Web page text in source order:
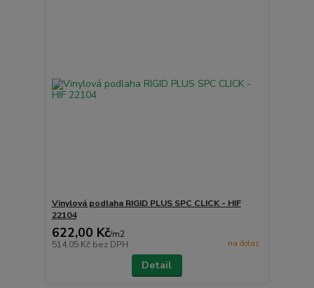
Vinylová podlaha RIGID PLUS SPC CLICK - HIF
22104
622,00 Kč/m2
514,05 Kč bez DPH na dotaz
Detail